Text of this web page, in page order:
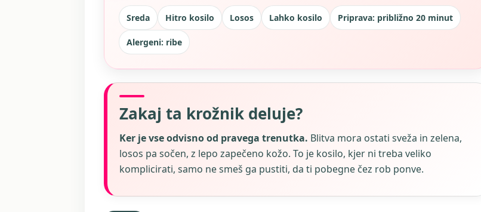
Sreda Hitro kosilo Losos Lahko kosilo Priprava: približno 20 minut
Alergeni: ribe
Zakaj ta krožnik deluje?
Ker je vse odvisno od pravega trenutka. Blitva mora ostati sveža in zelena,
losos pa sočen, z lepo zapečeno kožo. To je kosilo, kjer ni treba veliko
komplicirati, samo ne smeš ga pustiti, da ti pobegne čez rob ponve.